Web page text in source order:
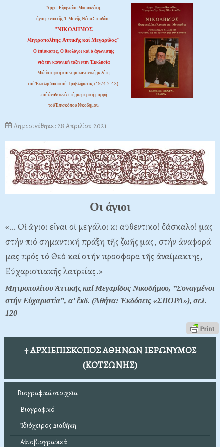
Ἀρχιμ. Εἰρηναίου Μπουσδέκη,
ἡγουμένου τῆς Ἱ. Μονῆς Νέου Στουδίου:
"ΝΙΚΟΔΗΜΟΣ
Μητροπολίτης Ἀττικῆς καί Μεγαρίδος"
Ὁ ἐπίσκοπος, Ὁ θεολόγος καί ὁ ἀγωνιστής
γιά τήν κανονική τάξη στήν Ἐκκλησία
Μιά ἱστορική καί νομοκανονική μελέτη
τοῦ Ἐκκλησιαστικοῦ Προβλήματος (1974-2013),
πού ἀναδεικνύει τή μαρτυρική μορφή
τοῦ Ἐπισκόπου Νικοδήμου.
Δημοσιεύθηκε : 28 Απριλίου 2021
Οι άγιοι
«… Οἱ ἅγιοι εἶναι οἱ μεγάλοι κι αὐθεντικοί δάσκαλοί μας
στήν πιό σημαντική πράξη τῆς ζωῆς μας, στήν ἀναφορά
μας πρός τό Θεό καί στήν προσφορά τῆς ἀναίμακτης,
Εὐχαριστιακῆς λατρείας.»
Μητροπολίτου Ἀττικῆς καί Μεγαρίδος Νικοδήμου, ‟Συναγμένοι
στήν Εὐχαριστία”, α’ ἔκδ. (Ἀθήνα: Ἐκδόσεις «ΣΠΟΡΑ»), σελ.
120
† ΑΡΧΙΕΠΙΣΚΟΠΟΣ ΑΘΗΝΩΝ ΙΕΡΩΝΥΜΟΣ
(ΚΟΤΣΩΝΗΣ)
Βιογραφικά στοιχεῖα
Βιογραφικό
Ἰδιόχειρος Διαθήκη
Αὐτοβιογραφικά